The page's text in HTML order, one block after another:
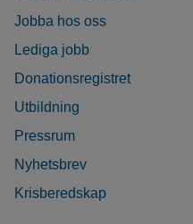
Jobba hos oss
Lediga jobb
Donationsregistret
Utbildning
Pressrum
Nyhetsbrev
Krisberedskap